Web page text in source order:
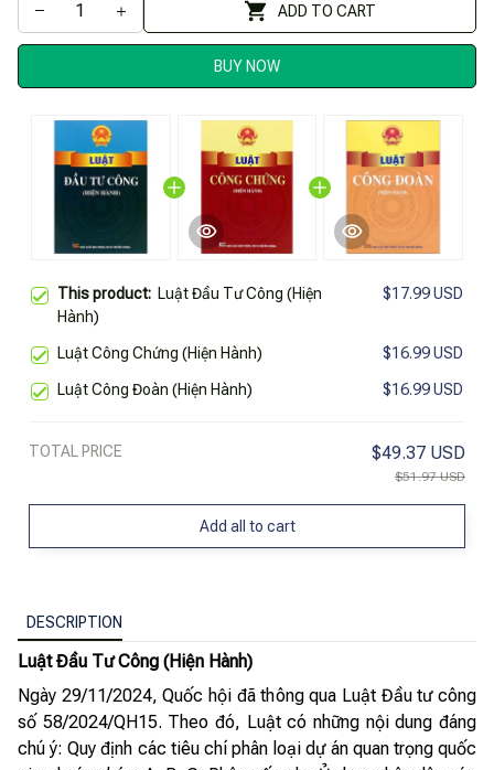
ADD TO CART
BUY NOW
This product: Luật Đầu Tư Công (Hiện
Hành)
$17.99 USD
Luật Công Chứng (Hiện Hành) $16.99 USD
Luật Công Đoàn (Hiện Hành) $16.99 USD
TOTAL PRICE $49.37 USD
$51.97 USD
Add all to cart
DESCRIPTION
Luật Đầu Tư Công (Hiện Hành)
Ngày 29/11/2024, Quốc hội đã thông qua Luật Đầu tư công
số 58/2024/QH15. Theo đó, Luật có những nội dung đáng
chú ý: Quy định các tiêu chí phân loại dự án quan trọng quốc